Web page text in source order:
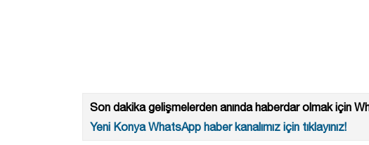
Son dakika gelişmelerden anında haberdar olmak için
Yeni Konya WhatsApp haber kanalımız için tıklayınız!